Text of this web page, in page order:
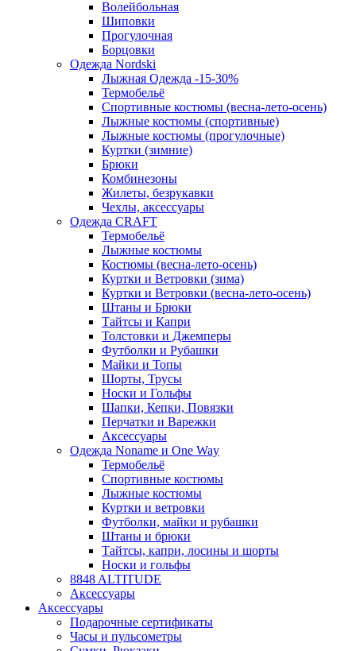
Волейбольная
Шиповки
Прогулочная
Борцовки
Одежда Nordski
Лыжная Одежда -15-30%
Термобельё
Спортивные костюмы (весна-лето-осень)
Лыжные костюмы (спортивные)
Лыжные костюмы (прогулочные)
Куртки (зимние)
Брюки
Комбинезоны
Жилеты, безрукавки
Чехлы, аксессуары
Одежда CRAFT
Термобельё
Лыжные костюмы
Костюмы (весна-лето-осень)
Куртки и Ветровки (зима)
Куртки и Ветровки (весна-лето-осень)
Штаны и Брюки
Тайтсы и Капри
Толстовки и Джемперы
Футболки и Рубашки
Майки и Топы
Шорты, Трусы
Носки и Гольфы
Шапки, Кепки, Повязки
Перчатки и Варежки
Аксессуары
Одежда Noname и One Way
Термобельё
Спортивные костюмы
Лыжные костюмы
Куртки и ветровки
Футболки, майки и рубашки
Штаны и брюки
Тайтсы, капри, лосины и шорты
Носки и гольфы
8848 ALTITUDE
Аксессуары
Аксессуары
Подарочные сертификаты
Часы и пульсометры